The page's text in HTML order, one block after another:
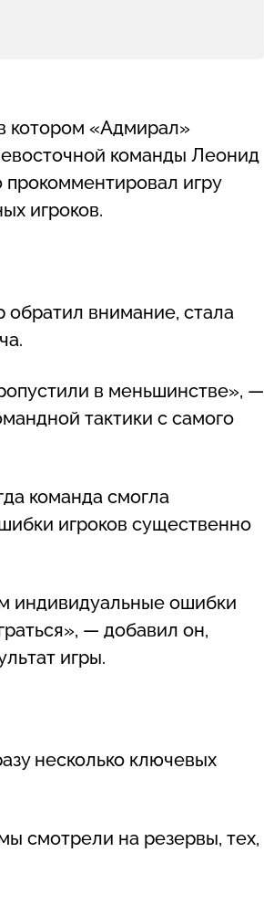
котором «Адмирал»
команды Леонид
игру
игроков.
внимание, стала
в меньшинстве», —
тактики с самого
команда смогла
игроков существенно
индивидуальные ошибки
— добавил он,
игры.
несколько ключевых
смотрели на резервы, тех,